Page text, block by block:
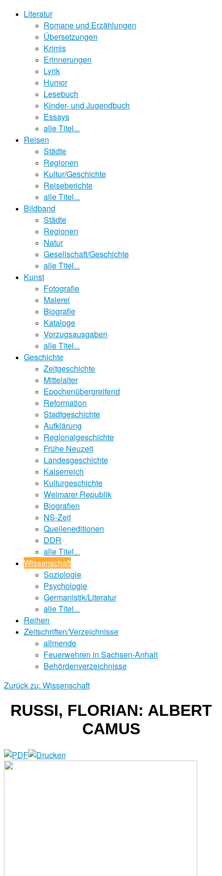
Literatur
Romane und Erzählungen
Übersetzungen
Krimis
Erinnerungen
Lyrik
Humor
Lesebuch
Kinder- und Jugendbuch
Essays
alle Titel...
Reisen
Städte
Regionen
Kultur/Geschichte
Reiseberichte
alle Titel...
Bildband
Städte
Regionen
Natur
Gesellschaft/Geschichte
alle Titel...
Kunst
Fotografie
Malerei
Biografie
Kataloge
Vorzugsausgaben
alle Titel...
Geschichte
Zeitgeschichte
Mittelalter
Epochenübergreifend
Reformation
Stadtgeschichte
Aufklärung
Regionalgeschichte
Frühe Neuzeit
Landesgeschichte
Kaiserreich
Kulturgeschichte
Weimarer Republik
Biografien
NS-Zeit
Quelleneditionen
DDR
alle Titel...
Wissenschaft
Soziologie
Psychologie
Germanistik/Literatur
alle Titel...
Reihen
Zeitschriften/Verzeichnisse
allmende
Feuerwehren in Sachsen-Anhalt
Behördenverzeichnisse
Zurück zu: Wissenschaft
RUSSI, FLORIAN: ALBERT
CAMUS